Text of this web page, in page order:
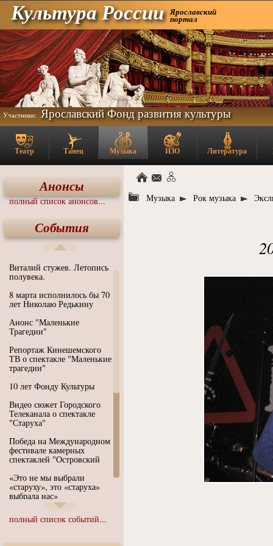
Культура России Ярославский
портал
Участники: Ярославский Фонд развития культуры
Театр Танец Музыка ИЗО Литература
Анонсы
полный список анонсов...
События
Виталий стужев. Летопись
полувека.
8 марта исполнилось бы 70
лет Николаю Редькину
Анонс "Маленькие
Трагедии"
Репортаж Кинешемского
ТВ о спектакле "Маленькие
трагедии"
10 лет Фонду Культуры
Видео сюжет Городского
Телеканала о спектакле
"Старуха"
Победа на Международном
фестивале камерных
спектаклей "Островский
«Это не мы выбрали
«старуху», это «старуха»
выбрала нас»
Иммерсивный спектакль
"Язык чистого полета
полный список событий...
Музыка Рок музыка